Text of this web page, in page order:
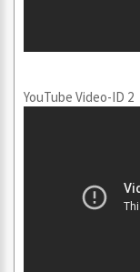
YouTube Video-ID 2